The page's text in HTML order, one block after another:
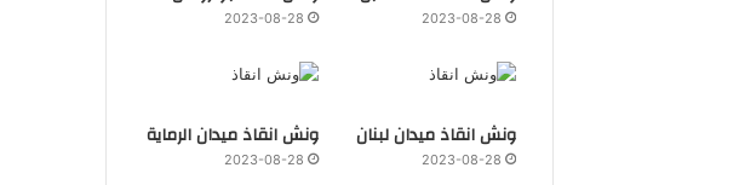
2023-08-28
2023-08-28
ونش انقاذ ميدان لبنان
2023-08-28
ونش انقاذ ميدان الرماية
2023-08-28